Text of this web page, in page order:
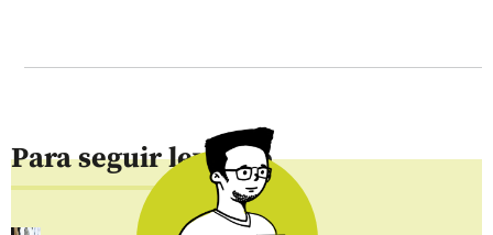
Para seguir leyendo